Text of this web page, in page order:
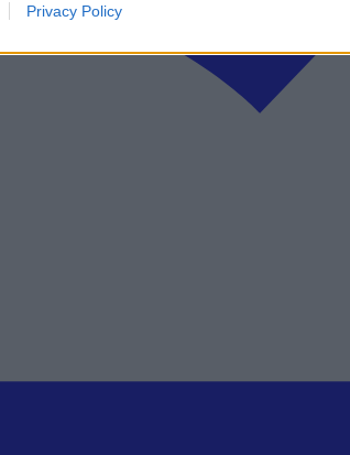
Privacy Policy